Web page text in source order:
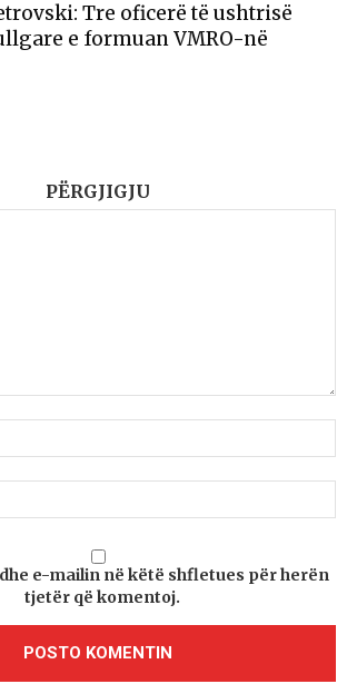
Tre oficerë të ushtrisë
e formuan VMRO-në
PËRGJIGJU
e-mailin në këtë shfletues për herën
tjetër që komentoj.